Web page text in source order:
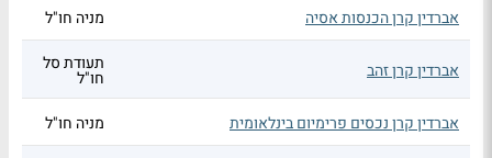
אברדין קרן הכנסות אסיה מניה חו"ל
אברדין קרן זהב תעודת סל
חו"ל
אברדין קרן נכסים פרימיום בינלאומית
מניה חו"ל